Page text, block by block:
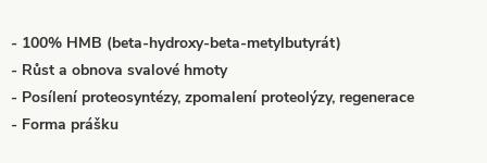
- 100% HMB (beta-hydroxy-beta-metylbutyrát)
- Růst a obnova svalové hmoty
- Posílení proteosyntézy, zpomalení proteolýzy, regenerace
- Forma prášku